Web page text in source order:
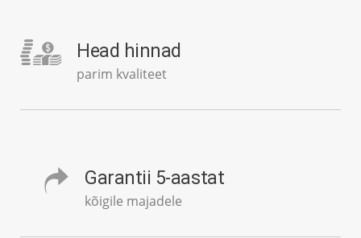
Head hinnad
parim kvaliteet
Garantii 5-aastat
kõigile majadele